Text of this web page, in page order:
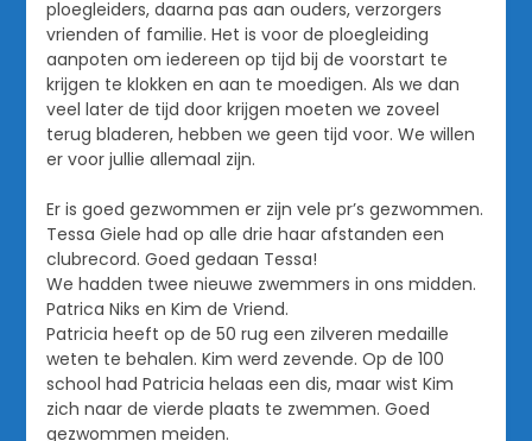
ploegleiders, daarna pas aan ouders, verzorgers
vrienden of familie. Het is voor de ploegleiding
aanpoten om iedereen op tijd bij de voorstart te
krijgen te klokken en aan te moedigen. Als we dan
veel later de tijd door krijgen moeten we zoveel
terug bladeren, hebben we geen tijd voor. We willen
er voor jullie allemaal zijn.
Er is goed gezwommen er zijn vele pr’s gezwommen.
Tessa Giele had op alle drie haar afstanden een
clubrecord. Goed gedaan Tessa!
We hadden twee nieuwe zwemmers in ons midden.
Patrica Niks en Kim de Vriend.
Patricia heeft op de 50 rug een zilveren medaille
weten te behalen. Kim werd zevende. Op de 100
school had Patricia helaas een dis, maar wist Kim
zich naar de vierde plaats te zwemmen. Goed
gezwommen meiden.